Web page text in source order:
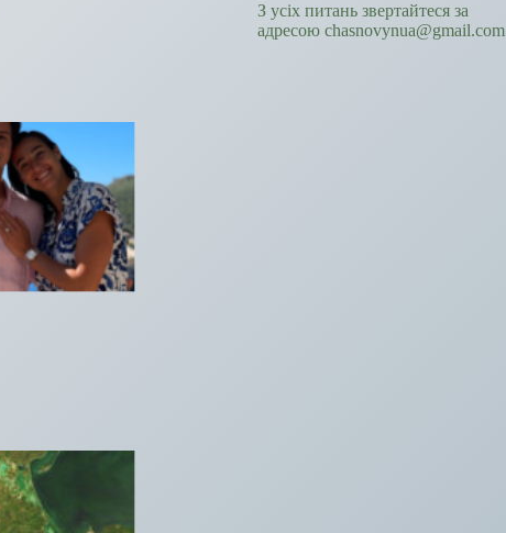
З усіх питань звертайтеся за
адресою chasnovynua@gmail.com